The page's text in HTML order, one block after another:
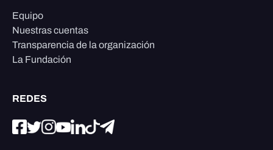
Equipo
Nuestras cuentas
Transparencia de la organización
La Fundación
REDES